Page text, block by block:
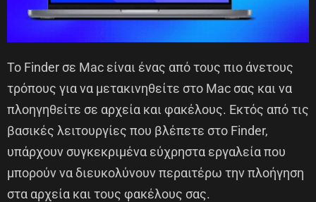
Το Finder σε Mac είναι ένας από τους πιο άνετους
τρόπους για να μετακινηθείτε στο Mac σας και να
πλοηγηθείτε σε αρχεία και φακέλους. Εκτός από τις
βασικές λειτουργίες που βλέπετε στο Finder,
υπάρχουν συγκεκριμένα εύχρηστα εργαλεία που
μπορούν να διευκολύνουν περαιτέρω την πλοήγηση
στα αρχεία και τους φακέλους σας.